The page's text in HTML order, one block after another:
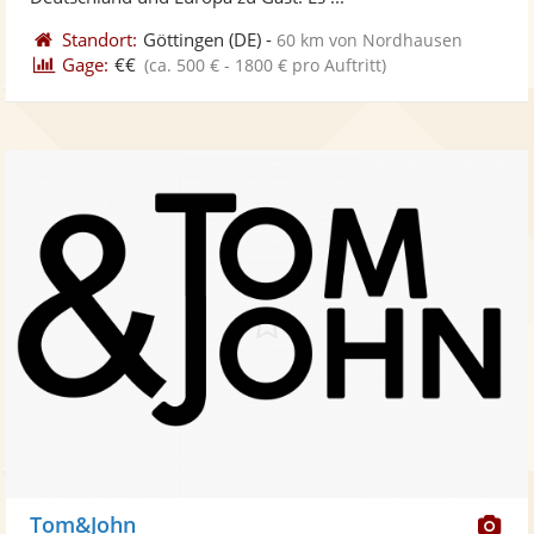
Standort: Göttingen (DE) -60 km von Nordhausen
Gage: €€ (ca. 500 € - 1800 € pro Auftritt)
Tom&John